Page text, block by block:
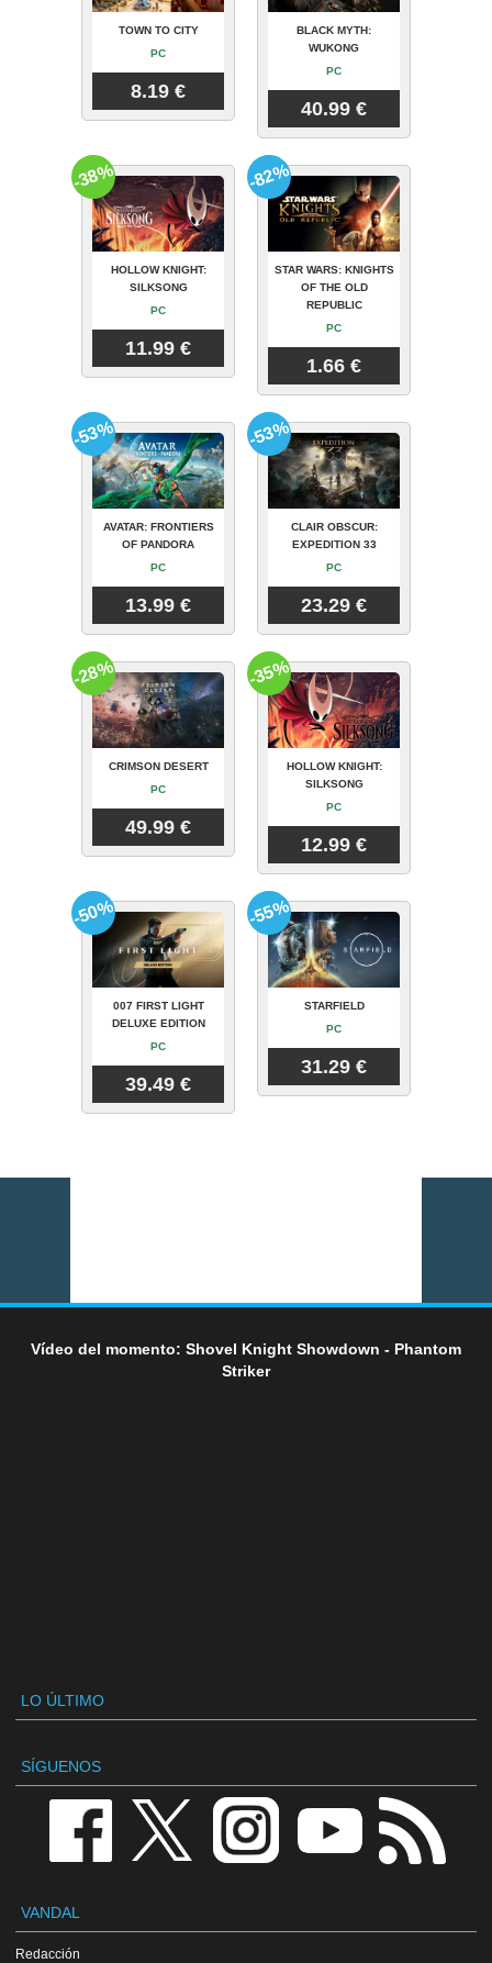
TOWN TO CITY
PC
8.19 €
BLACK MYTH:
WUKONG
PC
40.99 €
HOLLOW KNIGHT:
SILKSONG
PC
11.99 €
-38%
STAR WARS: KNIGHTS
OF THE OLD
REPUBLIC
PC
1.66 €
-82%
AVATAR: FRONTIERS
OF PANDORA
PC
13.99 €
-53%
CLAIR OBSCUR:
EXPEDITION 33
PC
23.29 €
-53%
CRIMSON DESERT
PC
49.99 €
-28%
HOLLOW KNIGHT:
SILKSONG
PC
12.99 €
-35%
007 FIRST LIGHT
DELUXE EDITION
PC
39.49 €
-50%
STARFIELD
PC
31.29 €
-55%
Vídeo del momento: Shovel Knight Showdown - Phantom
Striker
LO ÚLTIMO
SÍGUENOS
VANDAL
Redacción